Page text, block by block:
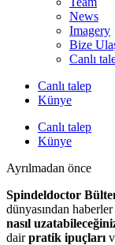
News
Imagery
Bize
Canlı
Canlı talep
Künye
Canlı talep
Künye
Ayrılmadan önce
Spindeldoctor
dünyasından
nasıl
dairpratik ipuçları